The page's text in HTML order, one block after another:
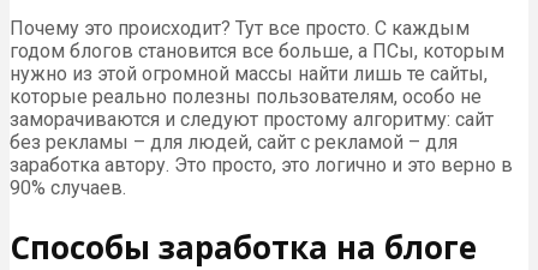
Почему это происходит? Тут все просто. С каждым
годом блогов становится все больше, а ПСы, которым
нужно из этой огромной массы найти лишь те сайты,
которые реально полезны пользователям, особо не
заморачиваются и следуют простому алгоритму: сайт
без рекламы – для людей, сайт с рекламой – для
заработка автору. Это просто, это логично и это верно в
90% случаев.
Способы заработка на блоге